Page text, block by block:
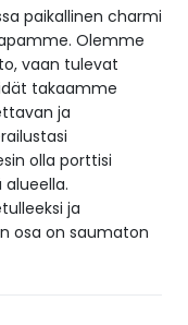
paikallinen charmi
Olemme
vaan tulevat
takaamme
ja
olla porttisi
alueella.
ja
osa on saumaton